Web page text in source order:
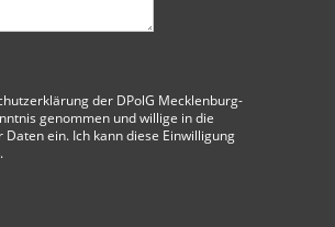
der DPolG Mecklenburg-
genommen und willige in die
ein. Ich kann diese Einwilligung